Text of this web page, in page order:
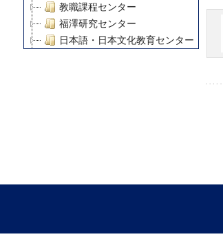
教職課程センター
福澤研究センター
日本語・日本文化教育センター
博士課程教育リーディングプログラ